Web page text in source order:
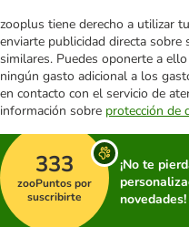
zooplus tiene derecho a utilizar
enviarte publicidad directa
similares. Puedes oponerte a
ningún gasto adicional a los
en contacto con el servicio de
información sobre protección de
333
zooPuntos por
suscribirte
¡No te
novedades!